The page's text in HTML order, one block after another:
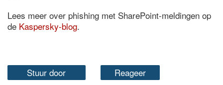
Lees meer over phishing met SharePoint-meldingen op
de Kaspersky-blog.
Stuur door Reageer